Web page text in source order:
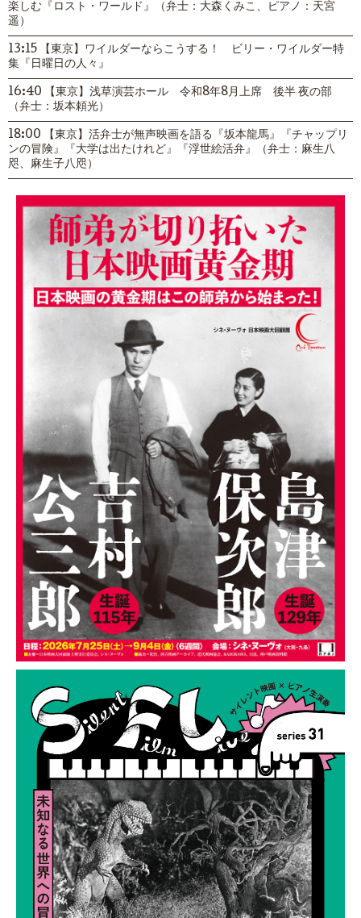
楽しむ『ロスト・ワールド』（弁士：大森くみこ、ピアノ：天宮
遥）
13:15 【東京】ワイルダーならこうする！ ビリー・ワイルダー特
集『日曜日の人々』
16:40 【東京】浅草演芸ホール 令和8年8月上席 後半 夜の部
（弁士：坂本頼光）
18:00 【東京】活弁士が無声映画を語る『坂本龍馬』『チャップリ
ンの冒険』『大学は出たけれど』『浮世絵活弁』（弁士：麻生八
咫、麻生子八咫）